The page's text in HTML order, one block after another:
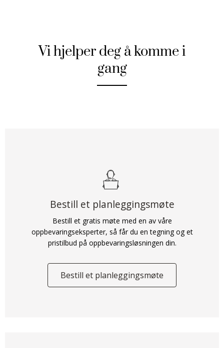
Vi hjelper deg å komme i
gang
Bestill et planleggingsmøte
Bestill et gratis møte med en av våre
oppbevaringseksperter, så får du en tegning og et
pristilbud på oppbevaringsløsningen din.
Bestill et planleggingsmøte